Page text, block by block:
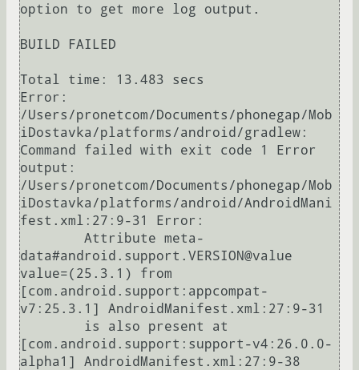
option to get more log output.
BUILD FAILED
Total time: 13.483 secs
Error:
/Users/pronetcom/Documents/phonegap/Mob
iDostavka/platforms/android/gradlew:
Command failed with exit code 1 Error
output:
/Users/pronetcom/Documents/phonegap/Mob
iDostavka/platforms/android/AndroidMani
fest.xml:27:9-31 Error:
data#android.support.VERSION@value
value=(25.3.1) from
[com.android.support:appcompat-
v7:25.3.1] AndroidManifest.xml:27:9-31
[com.android.support:support-v4:26.0.0-
alpha1] AndroidManifest.xml:27:9-38